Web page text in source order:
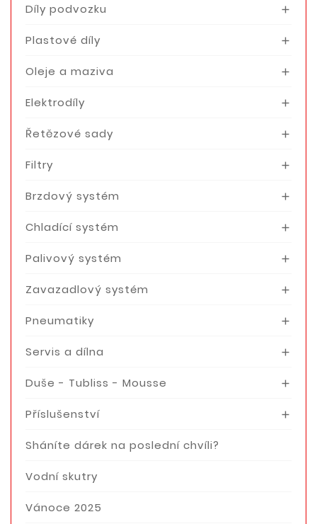
Díly podvozku 
Plastové díly 
Oleje a maziva 
Elektrodíly 
Řetězové sady 
Filtry 
Brzdový systém 
Chladící systém 
Palivový systém 
Zavazadlový systém 
Pneumatiky 
Servis a dílna 
Duše - Tubliss - Mousse 
Příslušenství 
Sháníte dárek na poslední chvíli?
Vodní skutry
Vánoce 2025